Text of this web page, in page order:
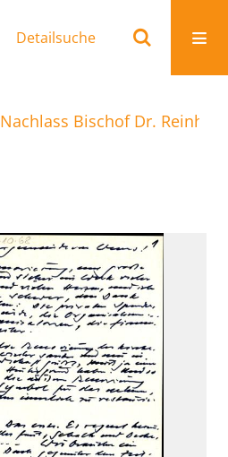
Detailsuche
Nachlass Bischof Dr.